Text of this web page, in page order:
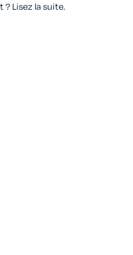
? Lisez la suite.